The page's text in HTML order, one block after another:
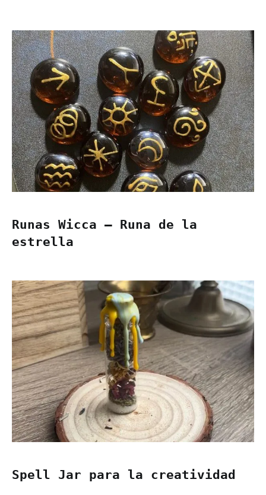
Runas Wicca – Runa de la
estrella
Spell Jar para la creatividad